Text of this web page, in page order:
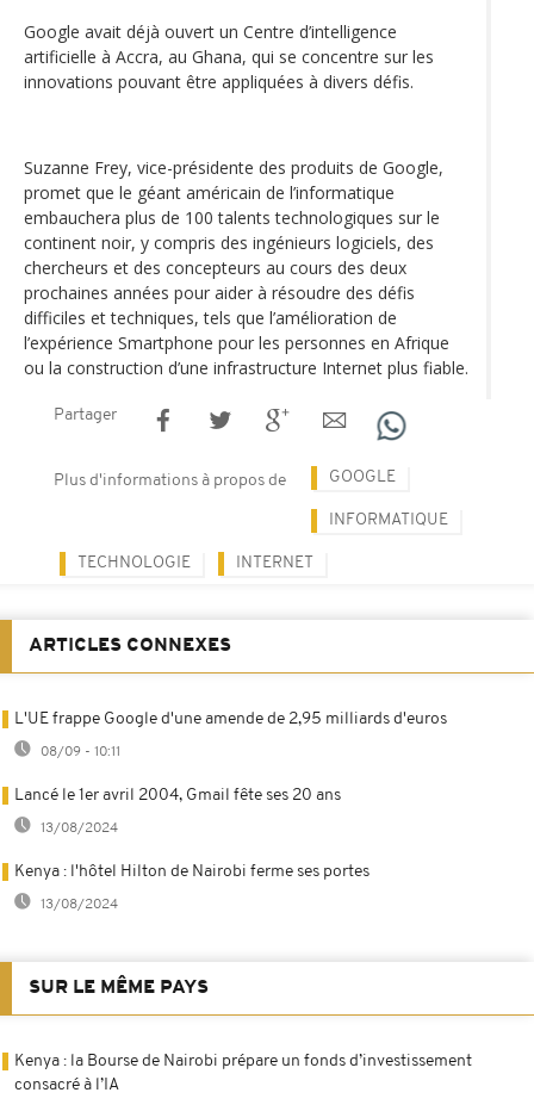
Google avait déjà ouvert un Centre d’intelligence
artificielle à Accra, au Ghana, qui se concentre sur les
innovations pouvant être appliquées à divers défis.
Suzanne Frey, vice-présidente des produits de Google,
promet que le géant américain de l’informatique
embauchera plus de 100 talents technologiques sur le
continent noir, y compris des ingénieurs logiciels, des
chercheurs et des concepteurs au cours des deux
prochaines années pour aider à résoudre des défis
difficiles et techniques, tels que l’amélioration de
l’expérience Smartphone pour les personnes en Afrique
ou la construction d’une infrastructure Internet plus fiable.
Partager
Plus d'informations à propos de GOOGLE
INFORMATIQUE
TECHNOLOGIE INTERNET
ARTICLES CONNEXES
L'UE frappe Google d'une amende de 2,95 milliards d'euros
08/09 - 10:11
Lancé le 1er avril 2004, Gmail fête ses 20 ans
13/08/2024
Kenya : l'hôtel Hilton de Nairobi ferme ses portes
13/08/2024
SUR LE MÊME PAYS
Kenya : la Bourse de Nairobi prépare un fonds d’investissement
consacré à l’IA